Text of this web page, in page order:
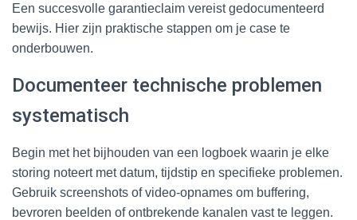
Een succesvolle garantieclaim vereist gedocumenteerd
bewijs. Hier zijn praktische stappen om je case te
onderbouwen.
Documenteer technische problemen
systematisch
Begin met het bijhouden van een logboek waarin je elke
storing noteert met datum, tijdstip en specifieke problemen.
Gebruik screenshots of video-opnames om buffering,
bevroren beelden of ontbrekende kanalen vast te leggen.